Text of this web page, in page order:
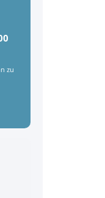
zu